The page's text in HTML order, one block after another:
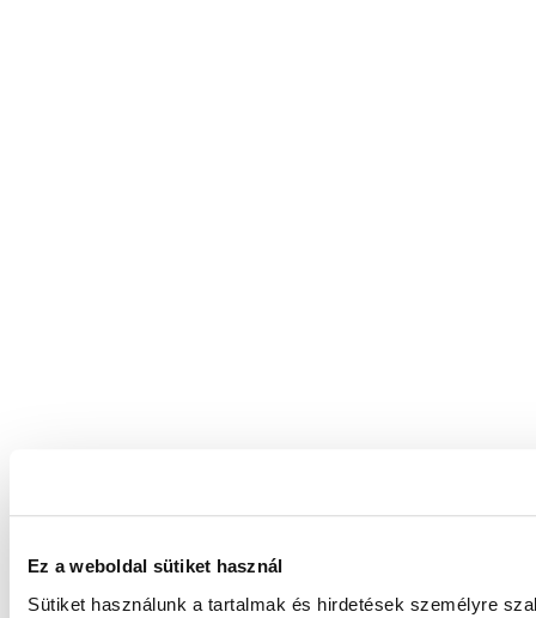
Ez a weboldal sütiket használ
Sütiket használunk a tartalmak és hirdetések személyre